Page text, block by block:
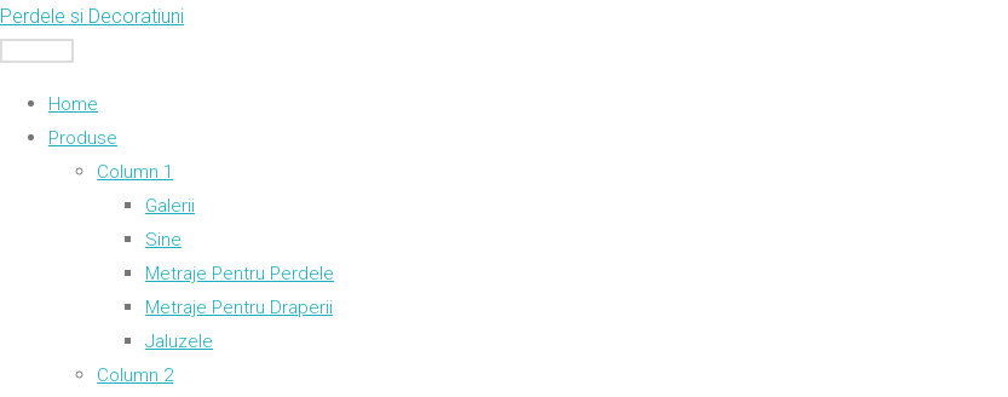
Skip
to
Perdele si Decoratiuni
Home
Produse
Column 1
Galerii
Sine
Metraje Pentru Perdele
Metraje Pentru Draperii
Jaluzele
Column 2